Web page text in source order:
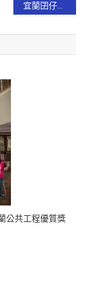
公共工程優質獎